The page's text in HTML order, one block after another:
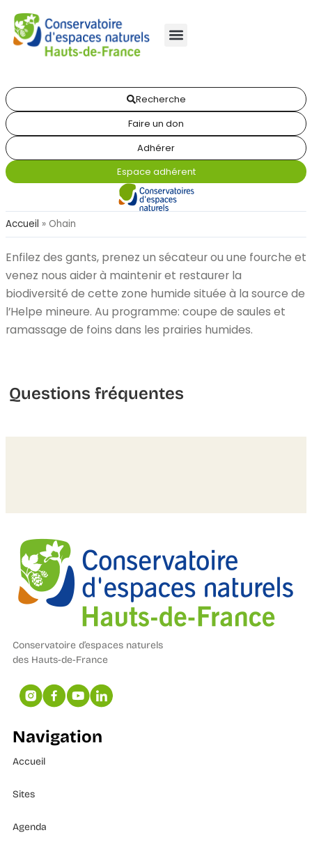
Recherche
Faire un don
Adhérer
Espace adhérent
Accueil » Ohain
Enfilez des gants, prenez un sécateur ou une fourche et
venez nous aider à maintenir et restaurer la
biodiversité de cette zone humide située à la source de
l’Helpe mineure. Au programme: coupe de saules et
ramassage de foins dans les prairies humides.
Questions fréquentes
Conservatoire d’espaces naturels
des Hauts-de-France
Navigation
Accueil
Sites
Agenda